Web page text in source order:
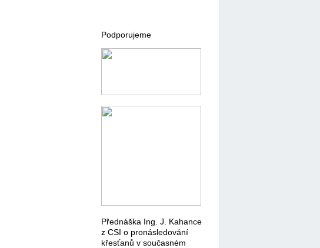
Podporujeme
Přednáška Ing. J. Kahance
z CSI o pronásledování
křesťanů v současném